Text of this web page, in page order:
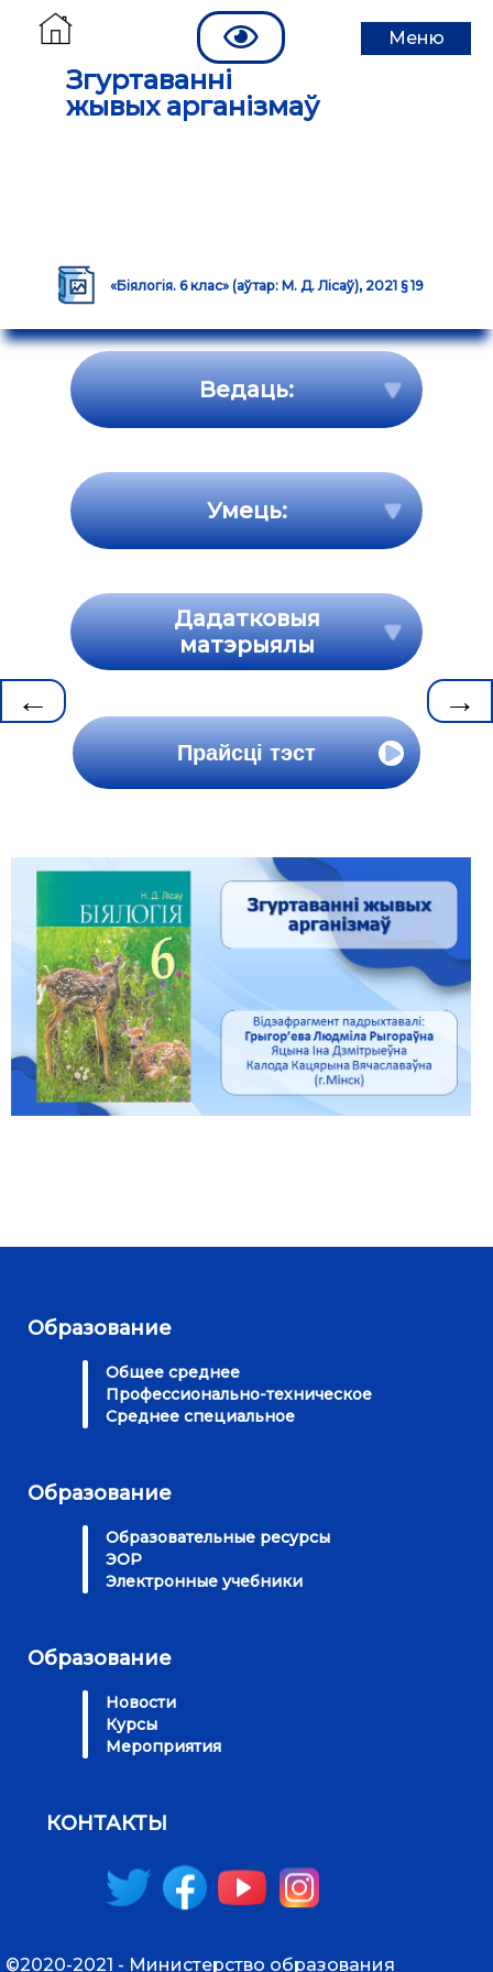
Згуртаванні
жывых арганізмаў
Меню
«Біялогія. 6 клас» (аўтар: М. Д. Лісаў), 2021 § 19
← →
Ведаць:
Умець:
Дадатковыя
матэрыялы
Прайсці тэст
Образование
Общее среднее
Профессионально-техническое
Среднее специальное
Образование
Образовательные ресурсы
ЭОР
Электронные учебники
Образование
Новости
Курсы
Мероприятия
КОНТАКТЫ
©2020-2021 - Министерство образования